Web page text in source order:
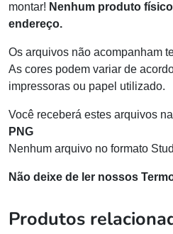
montar! Nenhum produto
endereço.
Os arquivos não acompanham
As cores podem variar de
impressoras ou papel utilizado.
Você receberá estes arquivos
PNG
Nenhum arquivo no formato
Não deixe de ler nossos
Produtos